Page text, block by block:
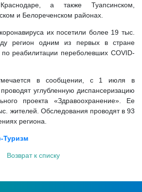
а также Туапсинском,
и Белореченском районах.
их посетили более 19 тыс.
регион одним из первых в стране
реабилитации переболевших COVID-
в сообщении, с 1 июля в
углубленную диспансеризацию
проекта «Здравоохранение». Ее
жителей. Обследования проводят в 93
региона.
Туризм
Возврат к списку